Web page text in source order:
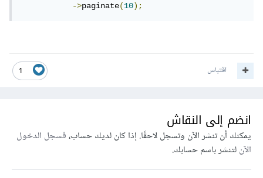
->paginate(10);
1 اقتباس
انضم إلى النقاش
يمكنك أن تنشر الآن وتسجل لاحقًا. إذا كان لديك حساب،فسجل الدخول
الآنلتنشر باسم حسابك.